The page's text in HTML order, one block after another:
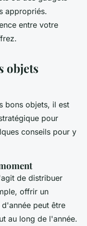
appropriés.
entre votre
objets
bons objets, il est
pour
conseils pour y
de distribuer
offrir un
peut être
au long de l'année.